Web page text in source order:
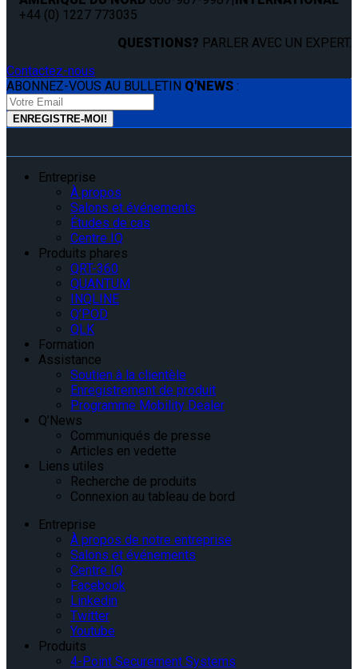
+44 (0) 1227 773035
QUESTIONS? PARLER AVEC UN EXPERT.
Contactez-nous
ABONNEZ-VOUS AU BULLETIN Q'NEWS :
Entreprise
À propos
Salons et événements
Études de cas
Centre IQ
Produits phares
QRT-360
QUANTUM
INQLINE
Q’POD
QLK
Formation
Assistance
Soutien à la clientèle
Enregistrement de produit
Programme Mobility Dealer
Q’News
Communiqués de presse
Articles en vedette
Liens utiles
Recherche de produits
Connexion au tableau de bord
Entreprise
À propos de notre entreprise
Salons et événements
Centre IQ
Facebook
Linkedin
Twitter
Youtube
Produits
4-Point Securement Systems